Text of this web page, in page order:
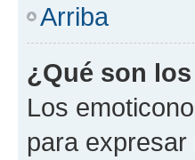
Arriba
¿Qué son
Los
para